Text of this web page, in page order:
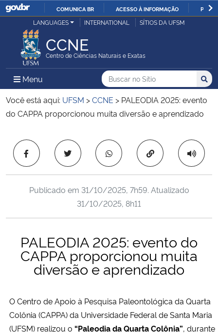
IR
COMUNICA BR ACESSO À INFORMAÇÃO
Ministério da Justiça e Segurança Pública
Ministério da Defesa
Ministério das Relações Exteriores
Ministério da Infraestrutura
Ministério da Agricultura, Pecuária e Abastecimento
Ministério da Saúde
Ministério de Minas e Energia
Ministério da Ciência, Tecnologia, Inovações e Comunicações
Ministério do Meio Ambiente
LANGUAGES INTERNATIONAL SÍTIOS DA UFSM
CCNE
Centro de Ciências Naturais e Exatas
Menu Menu Principal do Sítio
Busca
Buscar no no Sítio
Busca:
Você está aqui: UFSM >CCNE > PALEODIA 2025: evento
do CAPPA proporcionou muita diversão e aprendizado
Início do conteúdo
Copiar para área
Publicado em 31/10/2025, 7h59. Atualizado
31/10/2025, 8h11
PALEODIA 2025: evento do
CAPPA proporcionou muita
diversão e aprendizado
O Centro de Apoio à Pesquisa Paleontológica da Quarta
Colônia (CAPPA) da Universidade Federal de Santa Maria
(UFSM) realizou o “Paleodia da Quarta Colônia”, durante